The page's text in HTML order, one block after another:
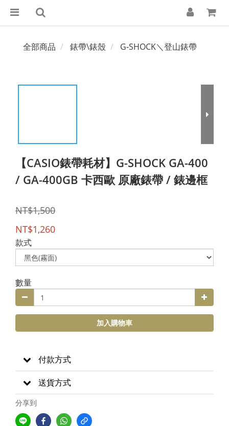
全部商品 錶帶\錶殼 G-SHOCK＼登山錶帶
【CASIO錶帶耗材】G-SHOCK GA-400
/ GA-400GB 卡西歐 原廠錶帶 / 錶邊框
NT$1,500
NT$1,260
款式
數量
加入購物車
付款方式
送貨方式
分享到